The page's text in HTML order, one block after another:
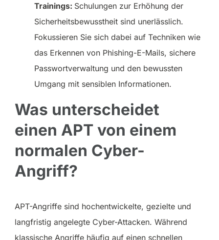
Trainings: Schulungen zur Erhöhung der
Sicherheitsbewusstheit sind unerlässlich.
Fokussieren Sie sich dabei auf Techniken wie
das Erkennen von Phishing-E-Mails, sichere
Passwortverwaltung und den bewussten
Umgang mit sensiblen Informationen.
Was unterscheidet
einen APT von einem
normalen Cyber-
Angriff?
APT-Angriffe sind hochentwickelte, gezielte und
langfristig angelegte Cyber-Attacken. Während
klassische Angriffe häufig auf einen schnellen